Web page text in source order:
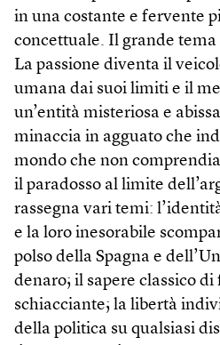
in una costante e fervente
concettuale. Il grande tema
La passione diventa il
umana dai suoi limiti e il
un’entità misteriosa e
minaccia in agguato che
mondo che non
il paradosso al limite
rassegna vari temi:
e la loro inesorabile
polso della Spagna e
denaro; il sapere classico
schiacciante; la libertà
della politica su qualsiasi